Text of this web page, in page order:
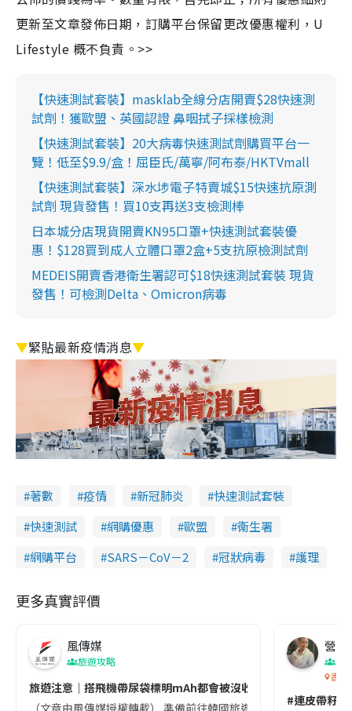
更新至文章發佈日期，訂購平台保留更改優惠權利，U
Lifestyle 概不負責。>>
【快速測試套裝】masklab全線分店開賣$28快速測
試劑！獲歐盟、英國認證 鼻咽拭子採樣檢測
【快速測試套裝】20大病毒快速測試劑購買平台一
覽！低至$9.9/盒！屈臣氏/萬寧/阿布泰/HKTVmall
【快速測試套裝】深水埗電子特賣城$15快速抗原測
試劑 現貨發售！買10支再送3支檢測棒
日本城分店現貨開賣KN95口罩+快速測試套裝優
惠！$128買到成人立體口罩2盒+5支抗原檢測試劑
MEDEIS開賣香港衛生署認可$18快速測試套裝 現貨
發售！可檢測Delta、Omicron病毒
▼緊貼最新疫情消息▼
著數 疫情 新冠肺炎
快速測試套裝
快速測試
網購優惠 歐盟
衞生署
網購平台
SARS－CoV－2 冠狀病毒 護理
更多真實評價
風傳媒
旅遊攻略
旅遊注意｜搭飛機帶尿袋標明mAh都會被沒收😱出發前切記檢查
營養
香港
#連皮帶籽